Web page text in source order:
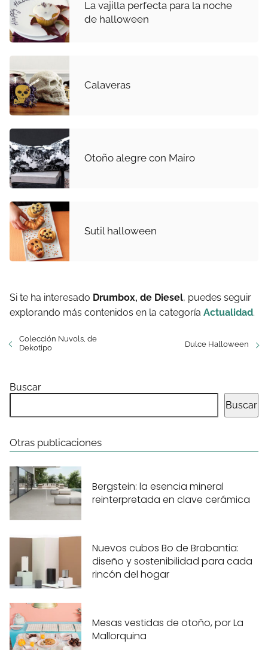
La vajilla perfecta para la noche
de halloween
Calaveras
Otoño alegre con Mairo
Sutil halloween
Si te ha interesado Drumbox, de Diesel, puedes seguir
explorando más contenidos en la categoría Actualidad.
Colección Nuvols, de
Dekotipo
Dulce Halloween
Buscar
Buscar
Otras publicaciones
Bergstein: la esencia mineral
reinterpretada en clave cerámica
Nuevos cubos Bo de Brabantia:
diseño y sostenibilidad para cada
rincón del hogar
Mesas vestidas de otoño, por La
Mallorquina